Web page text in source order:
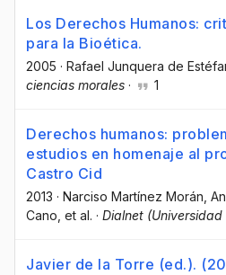
Los Derechos Humanos:
para la Bioética.
2005 · Rafael Junquera de
ciencias morales · 1
Derechos humanos:
estudios en homenaje al
Castro Cid
2013 · Narciso Martínez Morán ,
Cano , et al. · Dialnet (Universidad
Javier de la Torre (ed.).